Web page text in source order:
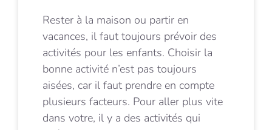
Rester à la maison ou partir en
vacances, il faut toujours prévoir des
activités pour les enfants. Choisir la
bonne activité n’est pas toujours
aisées, car il faut prendre en compte
plusieurs facteurs. Pour aller plus vite
dans votre, il y a des activités qui